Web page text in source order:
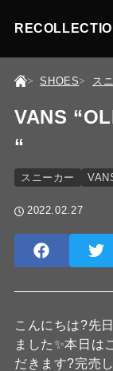
SHOES ス
VANS
“
スニーカー
2022.02.27
こんにちは?先
ました✨本日は
だきます?完売